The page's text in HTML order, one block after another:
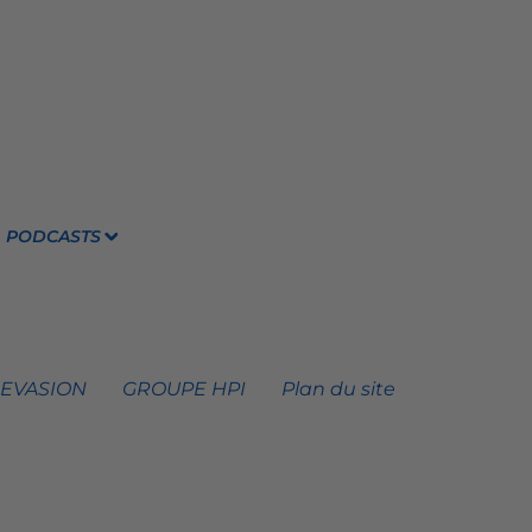
PODCASTS
GROUPE HPI Plan du site